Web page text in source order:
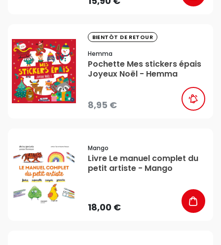
BIENTÔT DE RETOUR
Hemma
Pochette Mes stickers épais
Joyeux Noël - Hemma
8,95 €
Mango
Livre Le manuel complet du
petit artiste - Mango
18,00 €